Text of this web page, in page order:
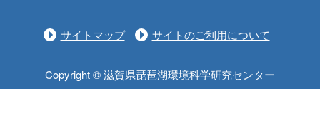
サイトマップ サイトのご利用について
Copyright © 滋賀県琵琶湖環境科学研究センター